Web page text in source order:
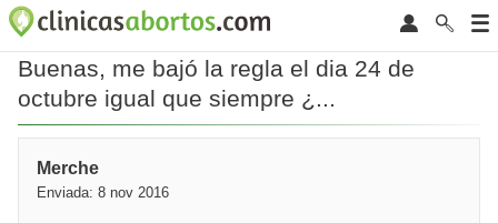
Buenas, me bajó la regla el dia 24 de
octubre igual que siempre ¿...
Merche
Enviada: 8 nov 2016